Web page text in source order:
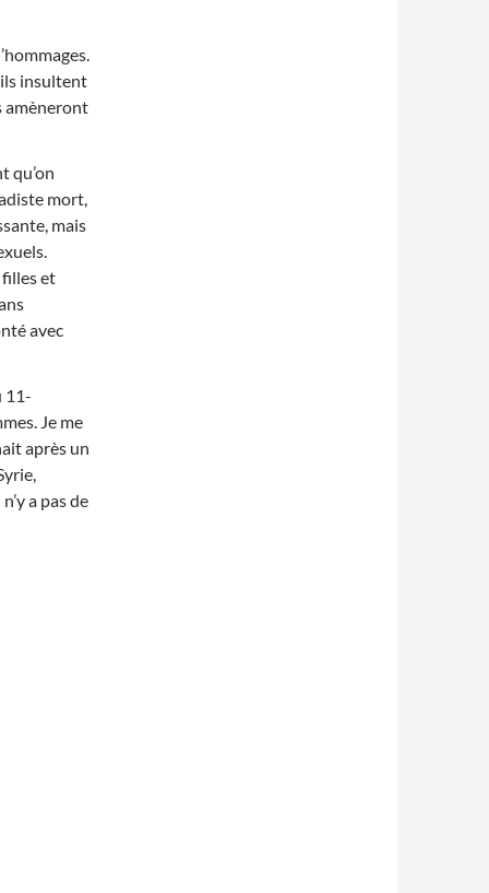
insultent
amèneront
qu’on
mort,
mais
filles et
avec
11-
Je me
après un
a pas de